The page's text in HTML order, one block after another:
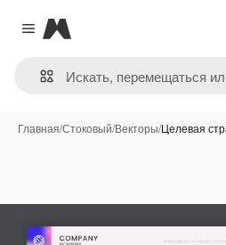
Close menu
Magnific
Главная/Стоковый/Векторы/Целевая